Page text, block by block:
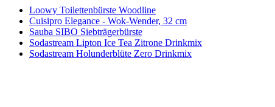
Loowy Toilettenbürste Woodline
Cuisipro Elegance - Wok-Wender, 32 cm
Sauba SIBO Siebträgerbürste
Sodastream Lipton Ice Tea Zitrone Drinkmix
Sodastream Holunderblüte Zero Drinkmix